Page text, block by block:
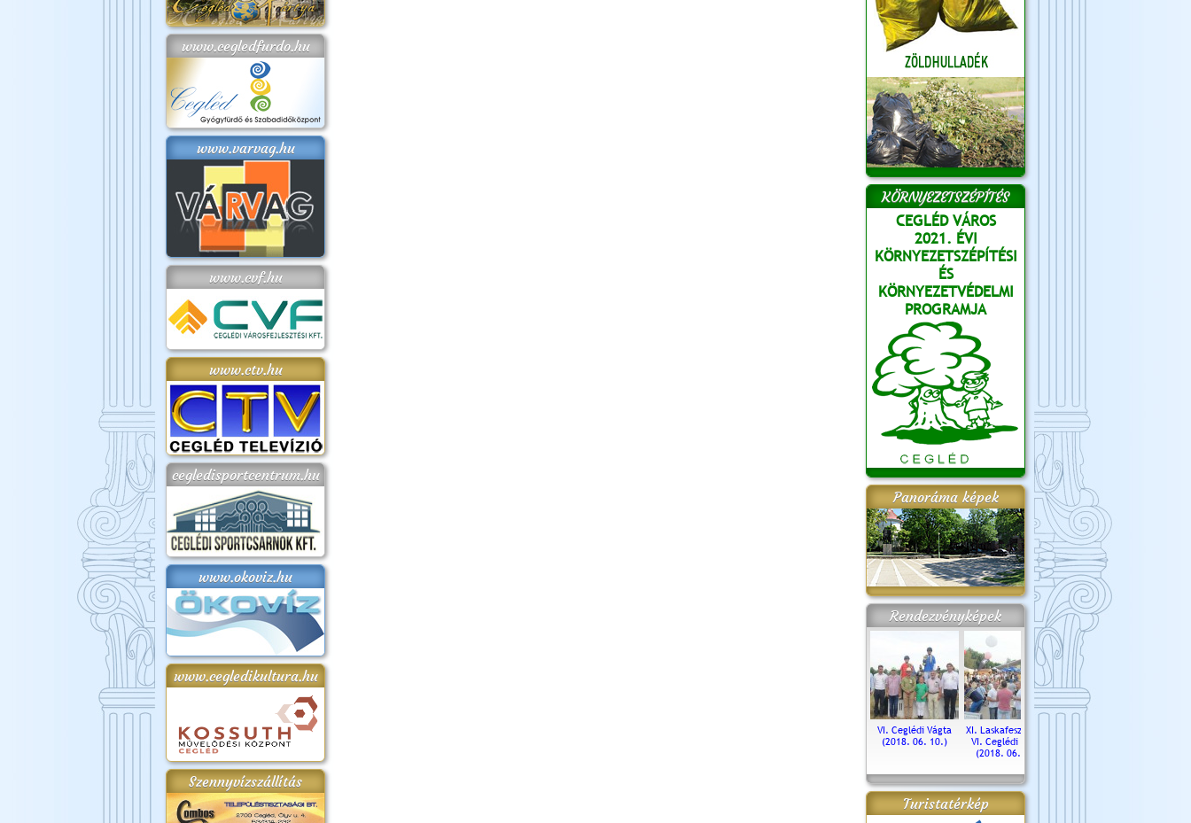
www.cegledfurdo.hu
www.varvag.hu
www.cvf.hu
www.ctv.hu
cegledisportcentrum.hu
www.okoviz.hu
www.cegledikultura.hu
Szennyvízszállítás
KÖRNYEZETSZÉPÍTÉS
CEGLÉD VÁROS
2021. ÉVI
KÖRNYEZETSZÉPÍTÉSI
ÉS
KÖRNYEZETVÉDELMI
PROGRAMJA
Panoráma képek
Rendezvényképek
VI. Ceglédi Vágta
(2018. 06. 10.)
XI. Laskafesztivál és
VI. Ceglédi Vágta
(2018. 06. 10.)
Városnapok 2018.
Kossuth Toborzó
Ünnepély
Szent István Ünnepe
(2017. 08. 20.)
Turistatérkép